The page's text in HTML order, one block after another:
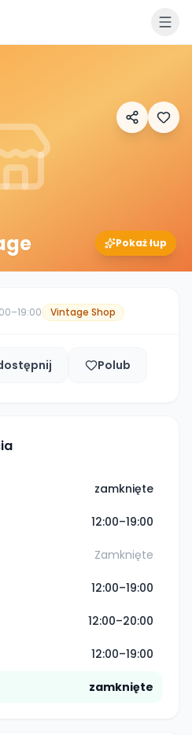
Pokaż łup
Vintage Shop
Polub
zamknięte
12:00–19:00
Zamknięte
12:00–19:00
12:00–20:00
12:00–19:00
zamknięte